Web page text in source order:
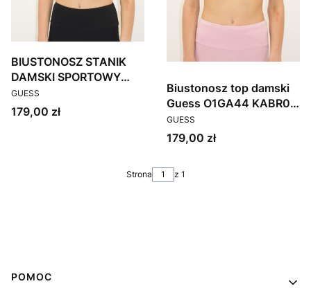
BIUSTONOSZ STANIK
DAMSKI SPORTOWY
GUESS O1GA44 KABR0
CZARNY
PRODUCENT
GUESS
Cena
179,00 zł
Biustonosz top damski
Guess O1GA44 KABR0
różowy
PRODUCENT
GUESS
Cena
179,00 zł
Strona z 1
Linki w stopce
POMOC